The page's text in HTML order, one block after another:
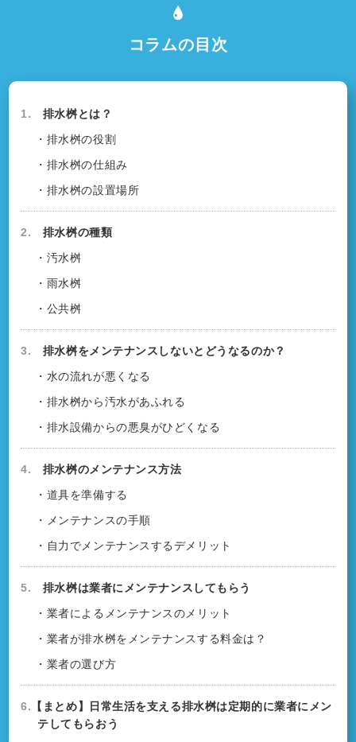
コラムの目次
1. 排水桝とは？
・排水桝の役割
・排水桝の仕組み
・排水桝の設置場所
2. 排水桝の種類
・汚水桝
・雨水桝
・公共桝
3. 排水桝をメンテナンスしないとどうなるのか？
・水の流れが悪くなる
・排水桝から汚水があふれる
・排水設備からの悪臭がひどくなる
4. 排水桝のメンテナンス方法
・道具を準備する
・メンテナンスの手順
・自力でメンテナンスするデメリット
5. 排水桝は業者にメンテナンスしてもらう
・業者によるメンテナンスのメリット
・業者が排水桝をメンテナンスする料金は？
・業者の選び方
6. 【まとめ】日常生活を支える排水桝は定期的に業者にメン
テしてもらおう